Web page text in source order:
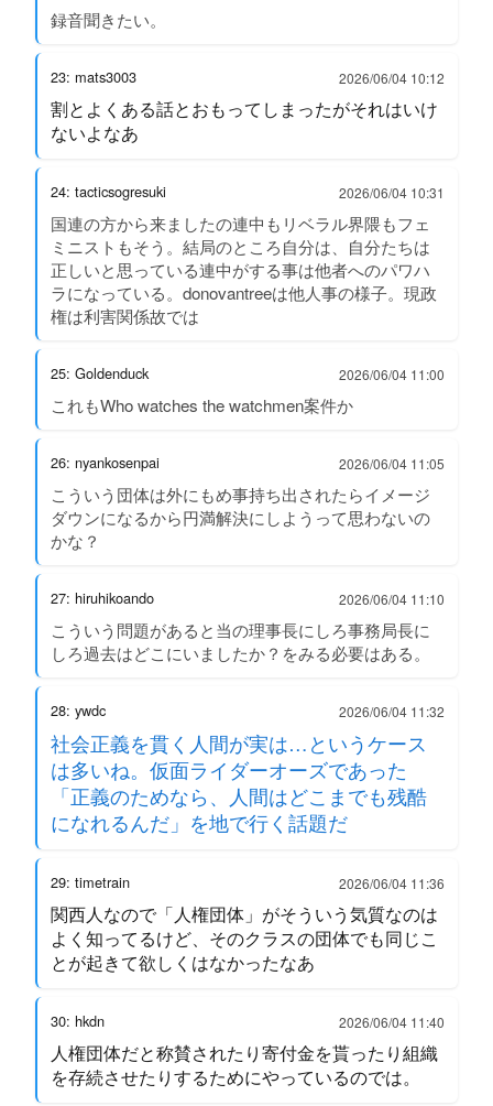
録音聞きたい。
23: mats3003 2026/06/04 10:12
割とよくある話とおもってしまったがそれはいけ
ないよなあ
24: tacticsogresuki 2026/06/04 10:31
国連の方から来ましたの連中もリベラル界隈もフェ
ミニストもそう。結局のところ自分は、自分たちは
正しいと思っている連中がする事は他者へのパワハ
ラになっている。donovantreeは他人事の様子。現政
権は利害関係故では
25: Goldenduck 2026/06/04 11:00
これもWho watches the watchmen案件か
26: nyankosenpai 2026/06/04 11:05
こういう団体は外にもめ事持ち出されたらイメージ
ダウンになるから円満解決にしようって思わないの
かな？
27: hiruhikoando 2026/06/04 11:10
こういう問題があると当の理事長にしろ事務局長に
しろ過去はどこにいましたか？をみる必要はある。
28: ywdc 2026/06/04 11:32
社会正義を貫く人間が実は…というケース
は多いね。仮面ライダーオーズであった
「正義のためなら、人間はどこまでも残酷
になれるんだ」を地で行く話題だ
29: timetrain 2026/06/04 11:36
関西人なので「人権団体」がそういう気質なのは
よく知ってるけど、そのクラスの団体でも同じこ
とが起きて欲しくはなかったなあ
30: hkdn 2026/06/04 11:40
人権団体だと称賛されたり寄付金を貰ったり組織
を存続させたりするためにやっているのでは。